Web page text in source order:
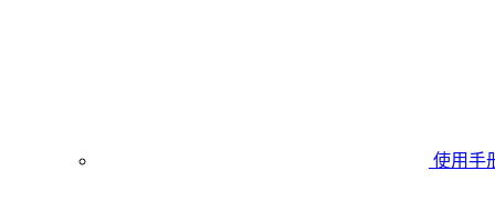
使用手